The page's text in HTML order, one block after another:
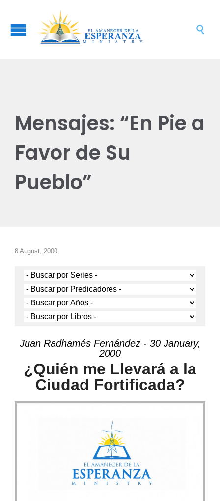

Mensajes: “En Pie a
Favor de Su
Pueblo”
8 August, 2000
Juan Radhamés Fernández - 30 January,
2000
¿Quién me Llevará a la
Ciudad Fortificada?